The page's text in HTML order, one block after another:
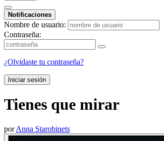
Notificaciones
Nombre de usuario:
Contraseña:
¿Olvidaste tu contraseña?
Iniciar sesión
Tienes que mirar
porAnna Starobinets